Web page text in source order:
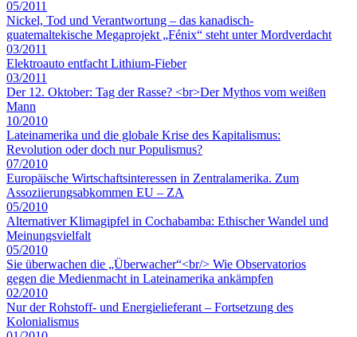
05/2011
Nickel, Tod und Verantwortung – das kanadisch-
guatemaltekische Megaprojekt „Fénix“ steht unter Mordverdacht
03/2011
Elektroauto entfacht Lithium-Fieber
03/2011
Der 12. Oktober: Tag der Rasse? <br>Der Mythos vom weißen
Mann
10/2010
Lateinamerika und die globale Krise des Kapitalismus:
Revolution oder doch nur Populismus?
07/2010
Europäische Wirtschaftsinteressen in Zentralamerika. Zum
Assoziierungsabkommen EU – ZA
05/2010
Alternativer Klimagipfel in Cochabamba: Ethischer Wandel und
Meinungsvielfalt
05/2010
Sie überwachen die „Überwacher“<br/> Wie Observatorios
gegen die Medienmacht in Lateinamerika ankämpfen
02/2010
Nur der Rohstoff- und Energielieferant – Fortsetzung des
Kolonialismus